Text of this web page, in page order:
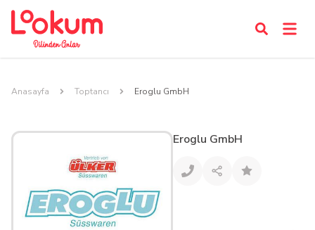
Anasayfa Toptancı Eroglu GmbH
Eroglu GmbH